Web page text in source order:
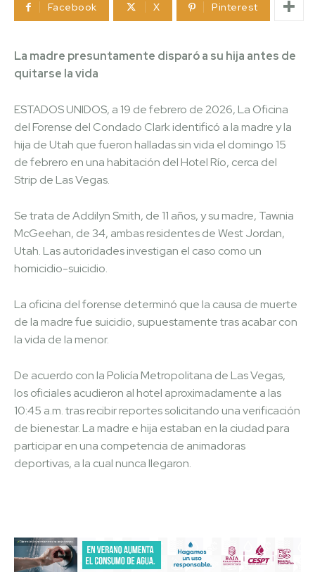
Facebook X Pinterest
La madre presuntamente disparó a su hija antes de
quitarse la vida
ESTADOS UNIDOS, a 19 de febrero de 2026, La Oficina
del Forense del Condado Clark identificó a la madre y la
hija de Utah que fueron halladas sin vida el domingo 15
de febrero en una habitación del Hotel Río, cerca del
Strip de Las Vegas.
Se trata de Addilyn Smith, de 11 años, y su madre, Tawnia
McGeehan, de 34, ambas residentes de West Jordan,
Utah. Las autoridades investigan el caso como un
homicidio-suicidio.
La oficina del forense determinó que la causa de muerte
de la madre fue suicidio, supuestamente tras acabar con
la vida de la menor.
De acuerdo con la Policía Metropolitana de Las Vegas,
los oficiales acudieron al hotel aproximadamente a las
10:45 a.m. tras recibir reportes solicitando una verificación
de bienestar. La madre e hija estaban en la ciudad para
participar en una competencia de animadoras
deportivas, a la cual nunca llegaron.